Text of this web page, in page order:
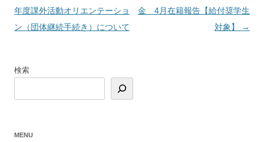
稿
ナ
ー
年度課外活動オリエンテーショ
ン（団体継続手続き）について
金 4月在籍報告【給付奨学生
対象】
→
検索
MENU